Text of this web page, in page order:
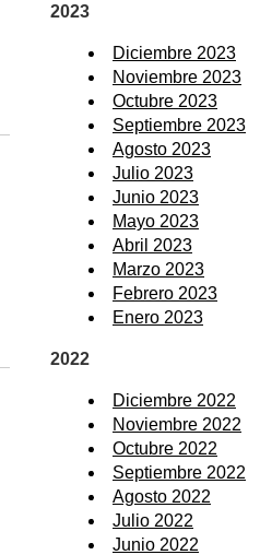
2023
Diciembre 2023
Noviembre 2023
Octubre 2023
Septiembre 2023
Agosto 2023
Julio 2023
Junio 2023
Mayo 2023
Abril 2023
Marzo 2023
Febrero 2023
Enero 2023
2022
Diciembre 2022
Noviembre 2022
Octubre 2022
Septiembre 2022
Agosto 2022
Julio 2022
Junio 2022